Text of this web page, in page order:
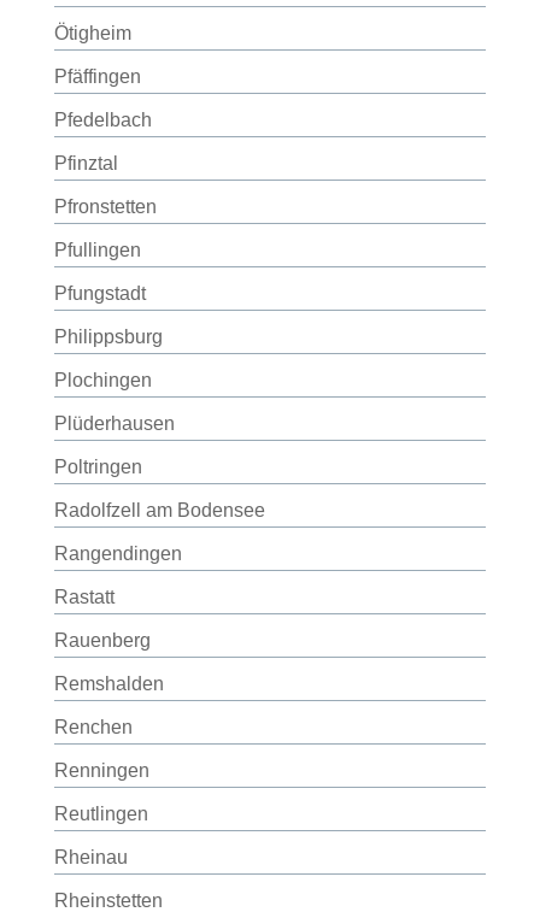
Ötigheim
Pfäffingen
Pfedelbach
Pfinztal
Pfronstetten
Pfullingen
Pfungstadt
Philippsburg
Plochingen
Plüderhausen
Poltringen
Radolfzell am Bodensee
Rangendingen
Rastatt
Rauenberg
Remshalden
Renchen
Renningen
Reutlingen
Rheinau
Rheinstetten